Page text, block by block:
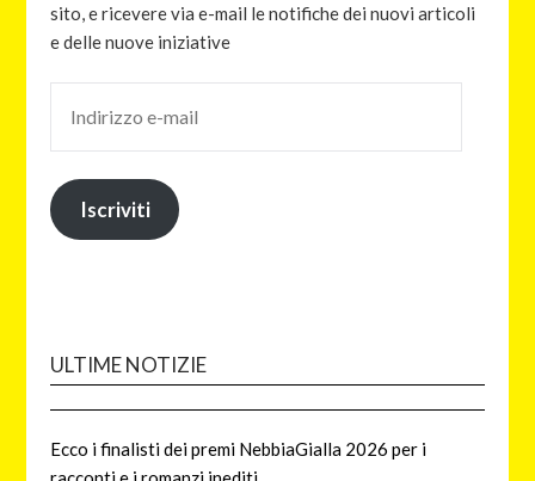
sito, e ricevere via e-mail le notifiche dei nuovi articoli
e delle nuove iniziative
Iscriviti
ULTIME NOTIZIE
Ecco i finalisti dei premi NebbiaGialla 2026 per i